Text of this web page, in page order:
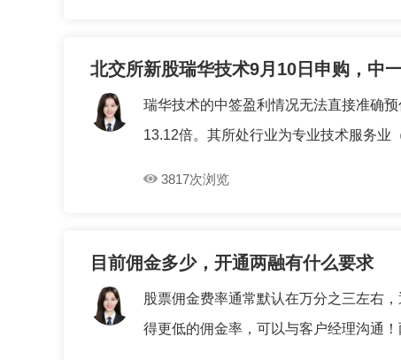
北交所新股瑞华技术9月10日申购，中
瑞华技术的中签盈利情况无法直接准确
13.12倍。其所处行业为专业技术服务业
3817次浏览
目前佣金多少，开通两融有什么要求
股票佣金费率通常默认在万分之三左右
得更低的佣金率，可以与客户经理沟通！